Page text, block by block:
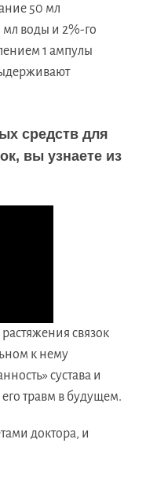
50 мл
мл воды и 2%-го
1 ампулы
средств для
вы узнаете из
связок
к нему
сустава и
травм в будущем.
доктора, и